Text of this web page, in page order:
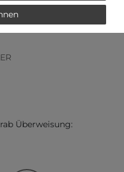
Überweisung: